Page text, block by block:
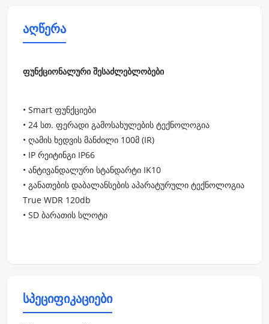
აღწერა
ფუნქციონალური შესაძლებლობები
• Smart ფუნქციები
• 24 სთ. ფერადი გამოსახულების ტექნოლოგია
• ღამის ხედვის მანძილი 100მ (IR)
• IP რეიტინგი IP66
• ანტივანდალური სტანდარტი IK10
• განათების დაბალანსების აპარატურული ტექნოლოგია
True WDR 120db
• SD ბარათის სლოტი
სპეციფიკაციები